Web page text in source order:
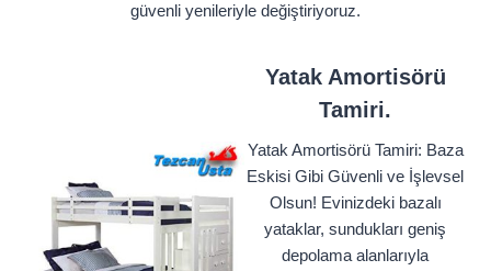
güvenli yenileriyle değiştiriyoruz.
Yatak Amortisörü
Tamiri.
Yatak Amortisörü Tamiri: Baza
Eskisi Gibi Güvenli ve İşlevsel
Olsun! Evinizdeki bazalı
yataklar, sundukları geniş
depolama alanlarıyla